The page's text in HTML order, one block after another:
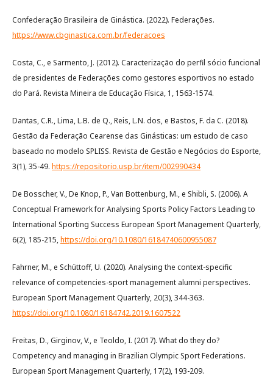
Confederação Brasileira de Ginástica. (2022). Federações.
https://www.cbginastica.com.br/federacoes
Costa, C., e Sarmento, J. (2012). Caracterização do perfil sócio funcional
de presidentes de Federações como gestores esportivos no estado
do Pará. Revista Mineira de Educação Física, 1, 1563-1574.
Dantas, C.R., Lima, L.B. de Q., Reis, L.N. dos, e Bastos, F. da C. (2018).
Gestão da Federação Cearense das Ginásticas: um estudo de caso
baseado no modelo SPLISS. Revista de Gestão e Negócios do Esporte,
3(1), 35-49. https://repositorio.usp.br/item/002990434
De Bosscher, V., De Knop, P., Van Bottenburg, M., e Shibli, S. (2006). A
Conceptual Framework for Analysing Sports Policy Factors Leading to
International Sporting Success European Sport Management Quarterly,
6(2), 185-215,https://doi.org/10.1080/16184740600955087
Fahrner, M., e Schüttoff, U. (2020). Analysing the context-specific
relevance of competencies-sport management alumni perspectives.
European Sport Management Quarterly, 20(3), 344-363.
https://doi.org/10.1080/16184742.2019.1607522
Freitas, D., Girginov, V., e Teoldo, I. (2017). What do they do?
Competency and managing in Brazilian Olympic Sport Federations.
European Sport Management Quarterly, 17(2), 193-209.